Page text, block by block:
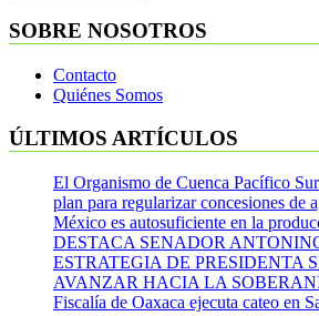
SOBRE NOSOTROS
Contacto
Quiénes Somos
ÚLTIMOS ARTÍCULOS
El Organismo de Cuenca Pacífico
plan para regularizar concesiones de
México es autosuficiente en la
DESTACA SENADOR
ESTRATEGIA DE PRESIDENTA
AVANZAR HACIA LA
Fiscalía de Oaxaca ejecuta cateo en